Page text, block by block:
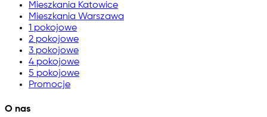
Mieszkania Katowice
Mieszkania Warszawa
1 pokojowe
2 pokojowe
3 pokojowe
4 pokojowe
5 pokojowe
Promocje
O nas